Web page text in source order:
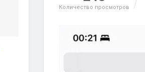
Количество просмотров